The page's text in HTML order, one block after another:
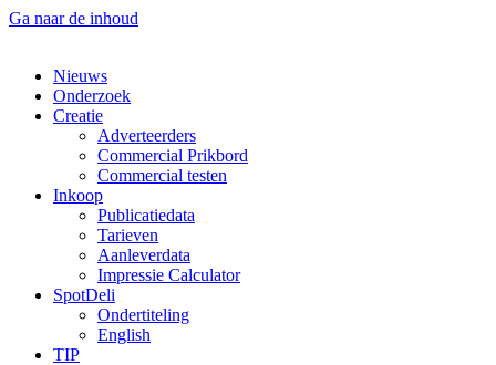
Ga naar de inhoud
Nieuws
Onderzoek
Creatie
Adverteerders
Commercial Prikbord
Commercial testen
Inkoop
Publicatiedata
Tarieven
Aanleverdata
Impressie Calculator
SpotDeli
Ondertiteling
English
TIP